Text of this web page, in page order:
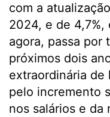
com a
2024, e de 4,7%,
agora, passa por
próximos dois
extraordinária de
pelo incremento
nos salários e da